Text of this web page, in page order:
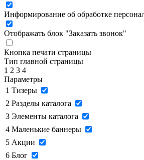
Информирование об обработке
Отображать блок "Заказать звонок"
Кнопка печати страницы
Тип главной страницы
1 2 3 4
Параметры
1 Тизеры
2 Разделы каталога
3 Элементы каталога
4 Маленькие баннеры
5 Акции
6 Блог